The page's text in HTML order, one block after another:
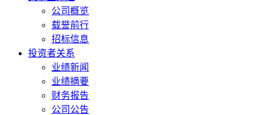
公司概览
载誉前行
招标信息
投资者关系
业绩新闻
业绩摘要
财务报告
公司公告